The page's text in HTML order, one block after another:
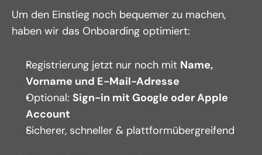
Um den Einstieg noch bequemer zu machen,
haben wir das Onboarding optimiert:
Registrierung jetzt nur noch mit Name,
Vorname und E-Mail-Adresse
Optional: Sign-in mit Google oder Apple
Account
Sicherer, schneller & plattformübergreifend